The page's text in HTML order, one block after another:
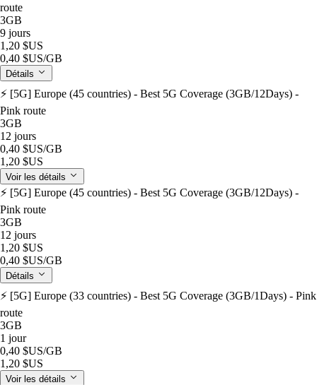
route
3GB
9 jours
1,20 $US
0,40 $US/GB
Détails
⚡️ [5G] Europe (45 countries) - Best 5G Coverage (3GB/12Days) -
Pink route
3GB
12 jours
0,40 $US/GB
1,20 $US
Voir les détails
⚡️ [5G] Europe (45 countries) - Best 5G Coverage (3GB/12Days) -
Pink route
3GB
12 jours
1,20 $US
0,40 $US/GB
Détails
⚡️ [5G] Europe (33 countries) - Best 5G Coverage (3GB/1Days) - Pink
route
3GB
1 jour
0,40 $US/GB
1,20 $US
Voir les détails